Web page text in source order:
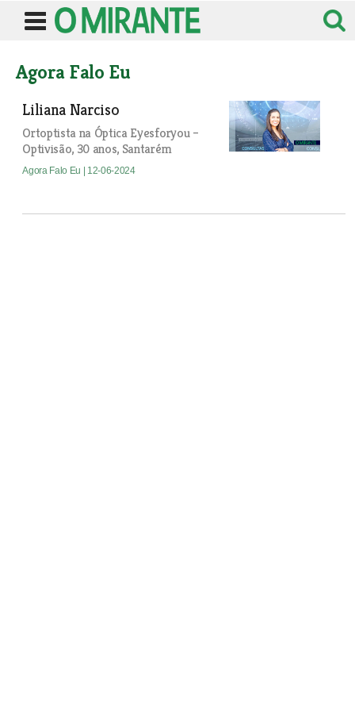
Agora Falo Eu
Liliana Narciso
Ortoptista na Óptica Eyesforyou –
Optivisão, 30 anos, Santarém
Agora Falo Eu | 12-06-2024